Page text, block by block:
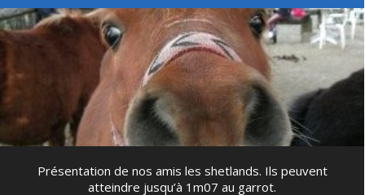
Présentation de nos amis les shetlands. Ils peuvent
atteindre jusqu’à 1m07 au garrot.